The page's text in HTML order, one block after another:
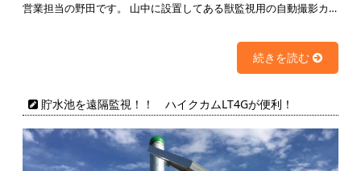
営業担当の野田です。 山中に設置してある獣監視用の自動撮影カ…
続きを読む
貯水池を遠隔監視！！ ハイクカムLT4Gが便利！